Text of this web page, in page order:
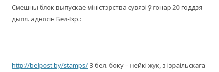
Смешны блок выпускае міністэрства сувязі ў гонар 20-годдзя
дыпл. адносін Бел-Ізр.:
http://belpost.by/stamps/ З бел. боку – нейкі жук, з ізраільскага